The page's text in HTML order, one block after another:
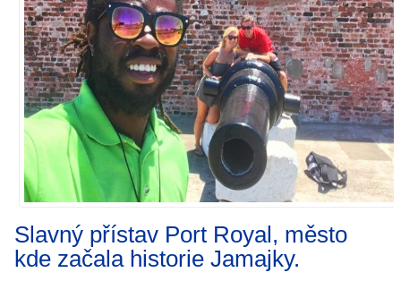
Slavný přístav Port Royal, město
kde začala historie Jamajky.